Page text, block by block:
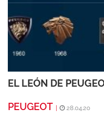
EL LEÓN DE
PEUGEOT
28.04.20